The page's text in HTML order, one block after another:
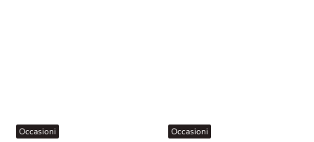
Occasioni Occasioni